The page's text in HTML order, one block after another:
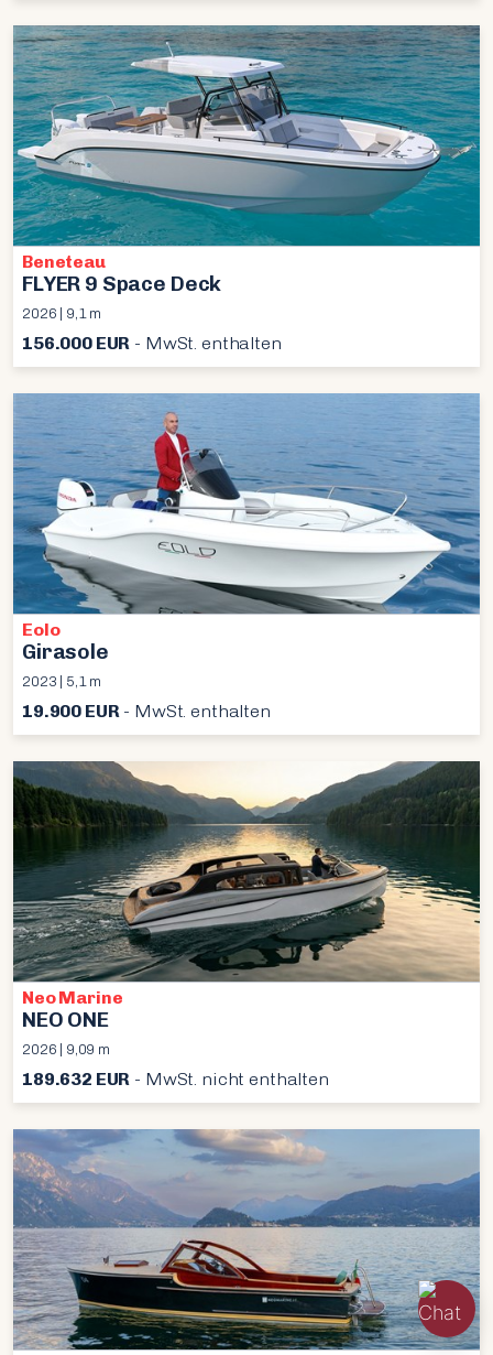
Beneteau
FLYER 9 Space Deck
2026 | 9,1 m
156.000 EUR - MwSt. enthalten
Eolo
Girasole
2023 | 5,1 m
19.900 EUR- MwSt. enthalten
Neo Marine
NEO ONE
2026 | 9,09 m
189.632 EUR - MwSt. nicht enthalten